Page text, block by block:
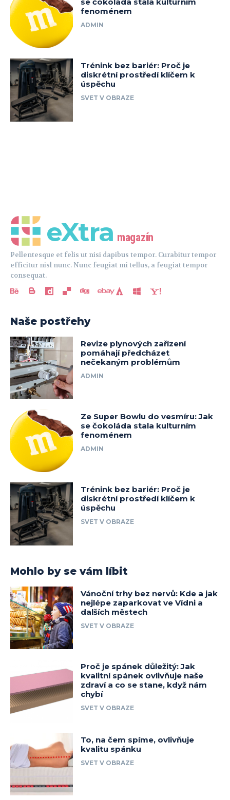
eXtra magazín
Pellentesque et felis ut nisi dapibus tempor. Curabitur tempor
efficitur nisl nunc. Nunc feugiat mi tellus, a feugiat tempor
consequat.
Naše postřehy
Revize plynových zařízení
pomáhají předcházet
nečekaným problémům
ADMIN
Ze Super Bowlu do vesmíru: Jak
se čokoláda stala kulturním
fenoménem
ADMIN
Trénink bez bariér: Proč je
diskrétní prostředí klíčem k
úspěchu
SVET V OBRAZE
Mohlo by se vám líbit
Vánoční trhy bez nervů: Kde a jak
nejlépe zaparkovat ve Vídni a
dalších městech
SVET V OBRAZE
Proč je spánek důležitý: Jak
kvalitní spánek ovlivňuje naše
zdraví a co se stane, když nám
chybí
SVET V OBRAZE
To, na čem spíme, ovlivňuje
kvalitu spánku
SVET V OBRAZE